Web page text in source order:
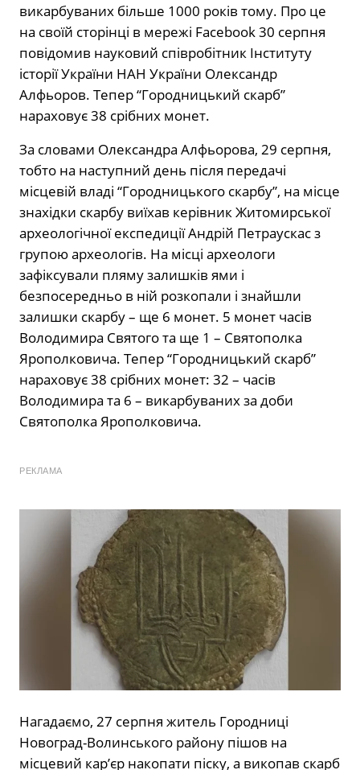
викарбуваних більше 1000 років тому. Про це
на своїй сторінці в мережі Facebook 30 серпня
повідомив науковий співробітник Інституту
історії України НАН України Олександр
Алфьоров. Тепер “Городницький скарб”
нараховує 38 срібних монет.
За словами Олександра Алфьорова, 29 серпня,
тобто на наступний день після передачі
місцевій владі “Городницького скарбу”, на місце
знахідки скарбу виїхав керівник Житомирської
археологічної експедиції Андрій Петраускас з
групою археологів. На місці археологи
зафіксували пляму залишків ями і
безпосередньо в ній розкопали і знайшли
залишки скарбу – ще 6 монет. 5 монет часів
Володимира Святого та ще 1 – Святополка
Ярополковича. Тепер “Городницький скарб”
нараховує 38 срібних монет: 32 – часів
Володимира та 6 – викарбуваних за доби
Святополка Ярополковича.
РЕКЛАМА
Нагадаємо, 27 серпня житель Городниці
Новоград-Волинського району пішов на
місцевий кар’єр накопати піску, а викопав скарб